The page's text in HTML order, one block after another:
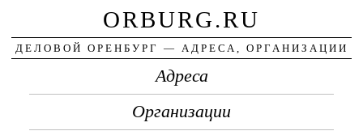
ORBURG.RU
ДЕЛОВОЙ ОРЕНБУРГ — АДРЕСА, ОРГАНИЗАЦИИ
Адреса
Организации